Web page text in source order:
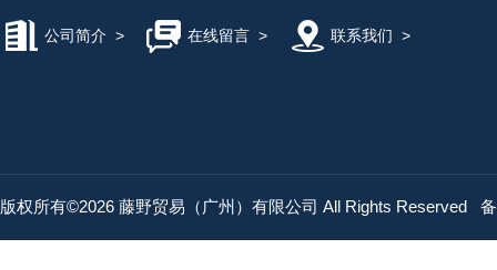
公司简介 > 在线留言> 联系我们 >
版权所有©2026 藤野贸易（广州）有限公司 All Rights Reserved